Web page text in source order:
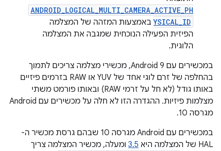
ANDROID_LOGICAL_MULTI_CAMERA_ACTIVE_PH
YSICAL_ID באמצעות המזהה של המצלמה
הפיזית הפעילה הנוכחית שמגבה את המצלמה
הלוגית.
במכשירים עם Android 9, מכשירי מצלמה צריכים לתמוך
בהחלפה של זרם לוגי אחד של YUV או RAW בזרמים פיזיים
באותו גודל (לא חל על זרמי RAW) ובאותו פורמט משתי
מצלמות פיזיות. ההגדרה הזו לא חלה על מכשירים עם Android
מגרסה 10.
במכשירים עם Android מגרסה 10 שבהם גרסת מכשיר ה-
HAL של המצלמה היא
3.5 ומעלה, מכשיר המצלמה צריך